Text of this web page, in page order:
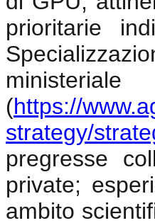
prioritarie
(https://
strategy/
pregresse
private;
ambito